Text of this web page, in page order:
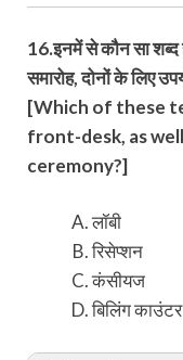
16.इनमें से कौन सा
समारोह, दोनों के लिए
[Which of these
front-desk, as
ceremony?]
लॉबी
रिसेप्शन
कंसीयज
बिलिंग काउंटर